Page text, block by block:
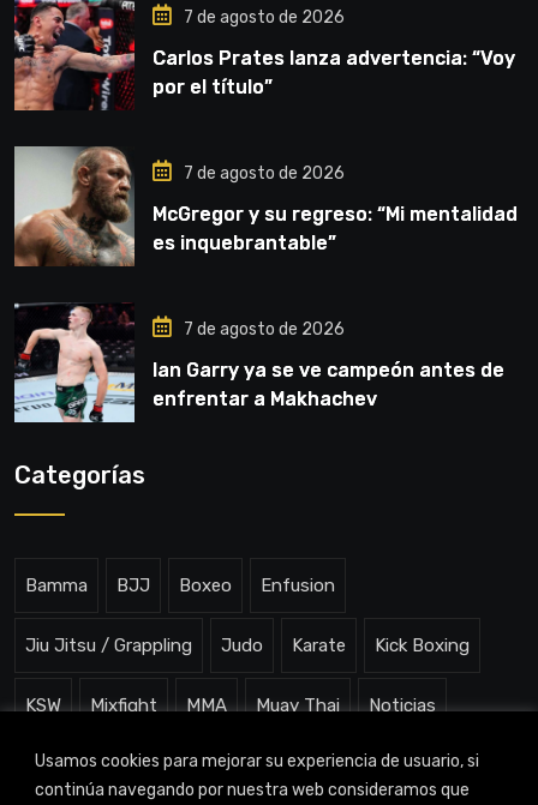
Usamos cookies para mejorar su experiencia de usuario, si
continúa navegando por nuestra web consideramos que
7 de agosto de 2026
Carlos Prates lanza advertencia: “Voy
por el título”
7 de agosto de 2026
McGregor y su regreso: “Mi mentalidad
es inquebrantable”
7 de agosto de 2026
Ian Garry ya se ve campeón antes de
enfrentar a Makhachev
Categorías
Bamma BJJ Boxeo Enfusion
Jiu Jitsu / Grappling Judo Karate Kick Boxing
KSW Mixfight MMA Muay Thai Noticias
One ChampionShip Slam Arena Uncategorized